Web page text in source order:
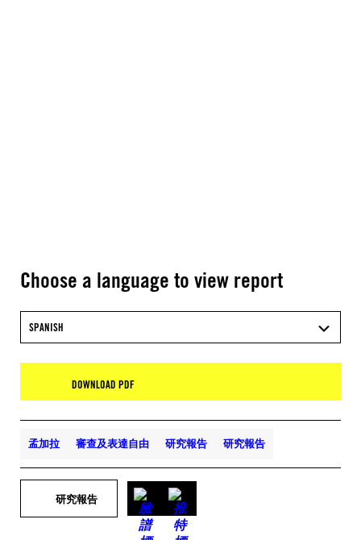
Choose a language to view report
SPANISH
DOWNLOAD PDF
孟加拉 審查及表達自由 研究報告 研究報告
研究報告